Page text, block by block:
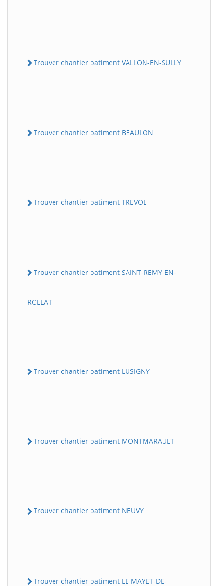
Trouver chantier batiment VALLON-EN-SULLY
Trouver chantier batiment BEAULON
Trouver chantier batiment TREVOL
Trouver chantier batiment SAINT-REMY-EN-
ROLLAT
Trouver chantier batiment LUSIGNY
Trouver chantier batiment MONTMARAULT
Trouver chantier batiment NEUVY
Trouver chantier batiment LE MAYET-DE-